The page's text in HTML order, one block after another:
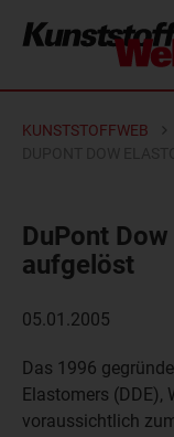
KUNSTSTOFFWEB
DuPont
aufgelöst
05.01.2005
Das 1996
Elastomers (DDE),
voraussichtlich